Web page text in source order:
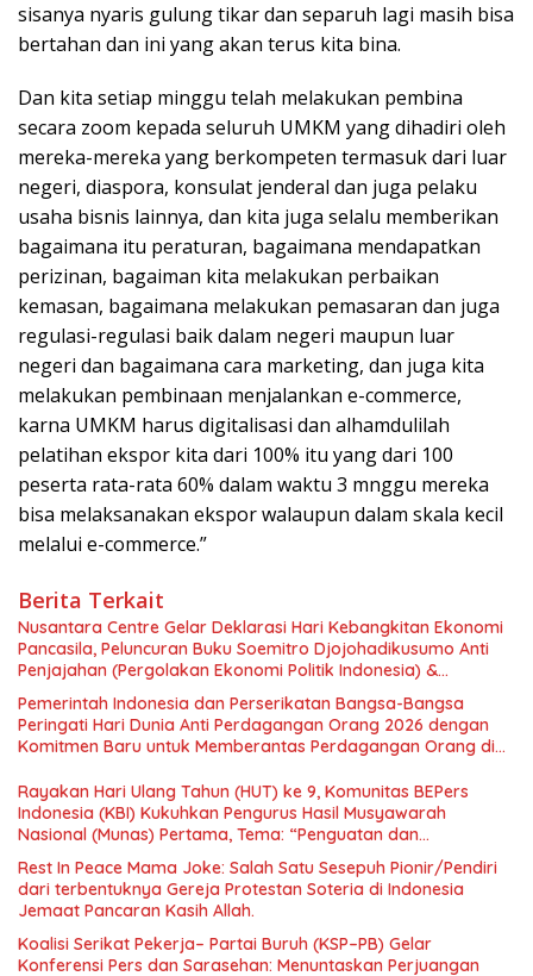
sisanya nyaris gulung tikar dan separuh lagi masih bisa
bertahan dan ini yang akan terus kita bina.
Dan kita setiap minggu telah melakukan pembina
secara zoom kepada seluruh UMKM yang dihadiri oleh
mereka-mereka yang berkompeten termasuk dari luar
negeri, diaspora, konsulat jenderal dan juga pelaku
usaha bisnis lainnya, dan kita juga selalu memberikan
bagaimana itu peraturan, bagaimana mendapatkan
perizinan, bagaiman kita melakukan perbaikan
kemasan, bagaimana melakukan pemasaran dan juga
regulasi-regulasi baik dalam negeri maupun luar
negeri dan bagaimana cara marketing, dan juga kita
melakukan pembinaan menjalankan e-commerce,
karna UMKM harus digitalisasi dan alhamdulilah
pelatihan ekspor kita dari 100% itu yang dari 100
peserta rata-rata 60% dalam waktu 3 mnggu mereka
bisa melaksanakan ekspor walaupun dalam skala kecil
melalui e-commerce.”
Berita Terkait
Nusantara Centre Gelar Deklarasi Hari Kebangkitan Ekonomi
Pancasila, Peluncuran Buku Soemitro Djojohadikusumo Anti
Penjajahan (Pergolakan Ekonomi Politik Indonesia) &
Simposium Nasional “Urgensi Undang-Undang Perekonomian
Nasional dan Kesejahteraan Sosial dalam Menata Bangsa
Menuju Indonesia Emas 2045”,
Pemerintah Indonesia dan Perserikatan Bangsa-Bangsa
Peringati Hari Dunia Anti Perdagangan Orang 2026 dengan
Komitmen Baru untuk Memberantas Perdagangan Orang di
Rayakan Hari Ulang Tahun (HUT) ke 9, Komunitas BEPers
Indonesia (KBI) Kukuhkan Pengurus Hasil Musyawarah
Nasional (Munas) Pertama, Tema: “Penguatan dan
Pengembangan Organisasi KBI yang Berbasis Riset di seluruh
Indonesia dan Mancanegara”.
Rest In Peace Mama Joke: Salah Satu Sesepuh Pionir/Pendiri
dari terbentuknya Gereja Protestan Soteria di Indonesia
Jemaat Pancaran Kasih Allah.
Koalisi Serikat Pekerja– Partai Buruh (KSP–PB) Gelar
Konferensi Pers dan Sarasehan: Menuntaskan Perjuangan